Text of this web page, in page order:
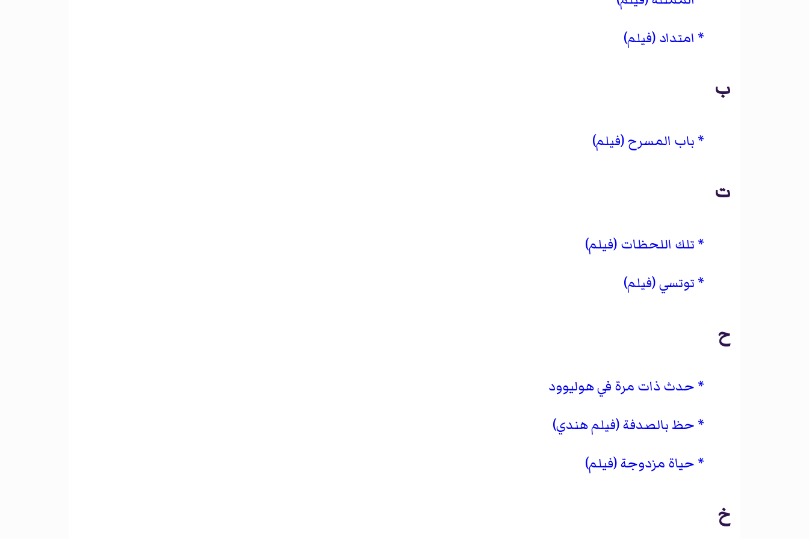
امتداد (فيلم)
ب
باب المسرح (فيلم)
ت
تلك اللحظات (فيلم)
توتسي (فيلم)
ح
حدث ذات مرة في هوليوود
حظ بالصدفة (فيلم هندي)
حياة مزدوجة (فيلم)
خ